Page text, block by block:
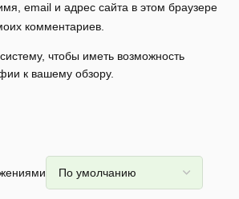
email и адрес сайта в этом браузере
комментариев.
чтобы иметь возможность
к вашему обзору.